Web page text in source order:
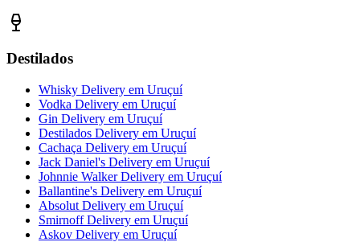
Destilados
Whisky Delivery em Uruçuí
Vodka Delivery em Uruçuí
Gin Delivery em Uruçuí
Destilados Delivery em Uruçuí
Cachaça Delivery em Uruçuí
Jack Daniel's Delivery em Uruçuí
Johnnie Walker Delivery em Uruçuí
Ballantine's Delivery em Uruçuí
Absolut Delivery em Uruçuí
Smirnoff Delivery em Uruçuí
Askov Delivery em Uruçuí